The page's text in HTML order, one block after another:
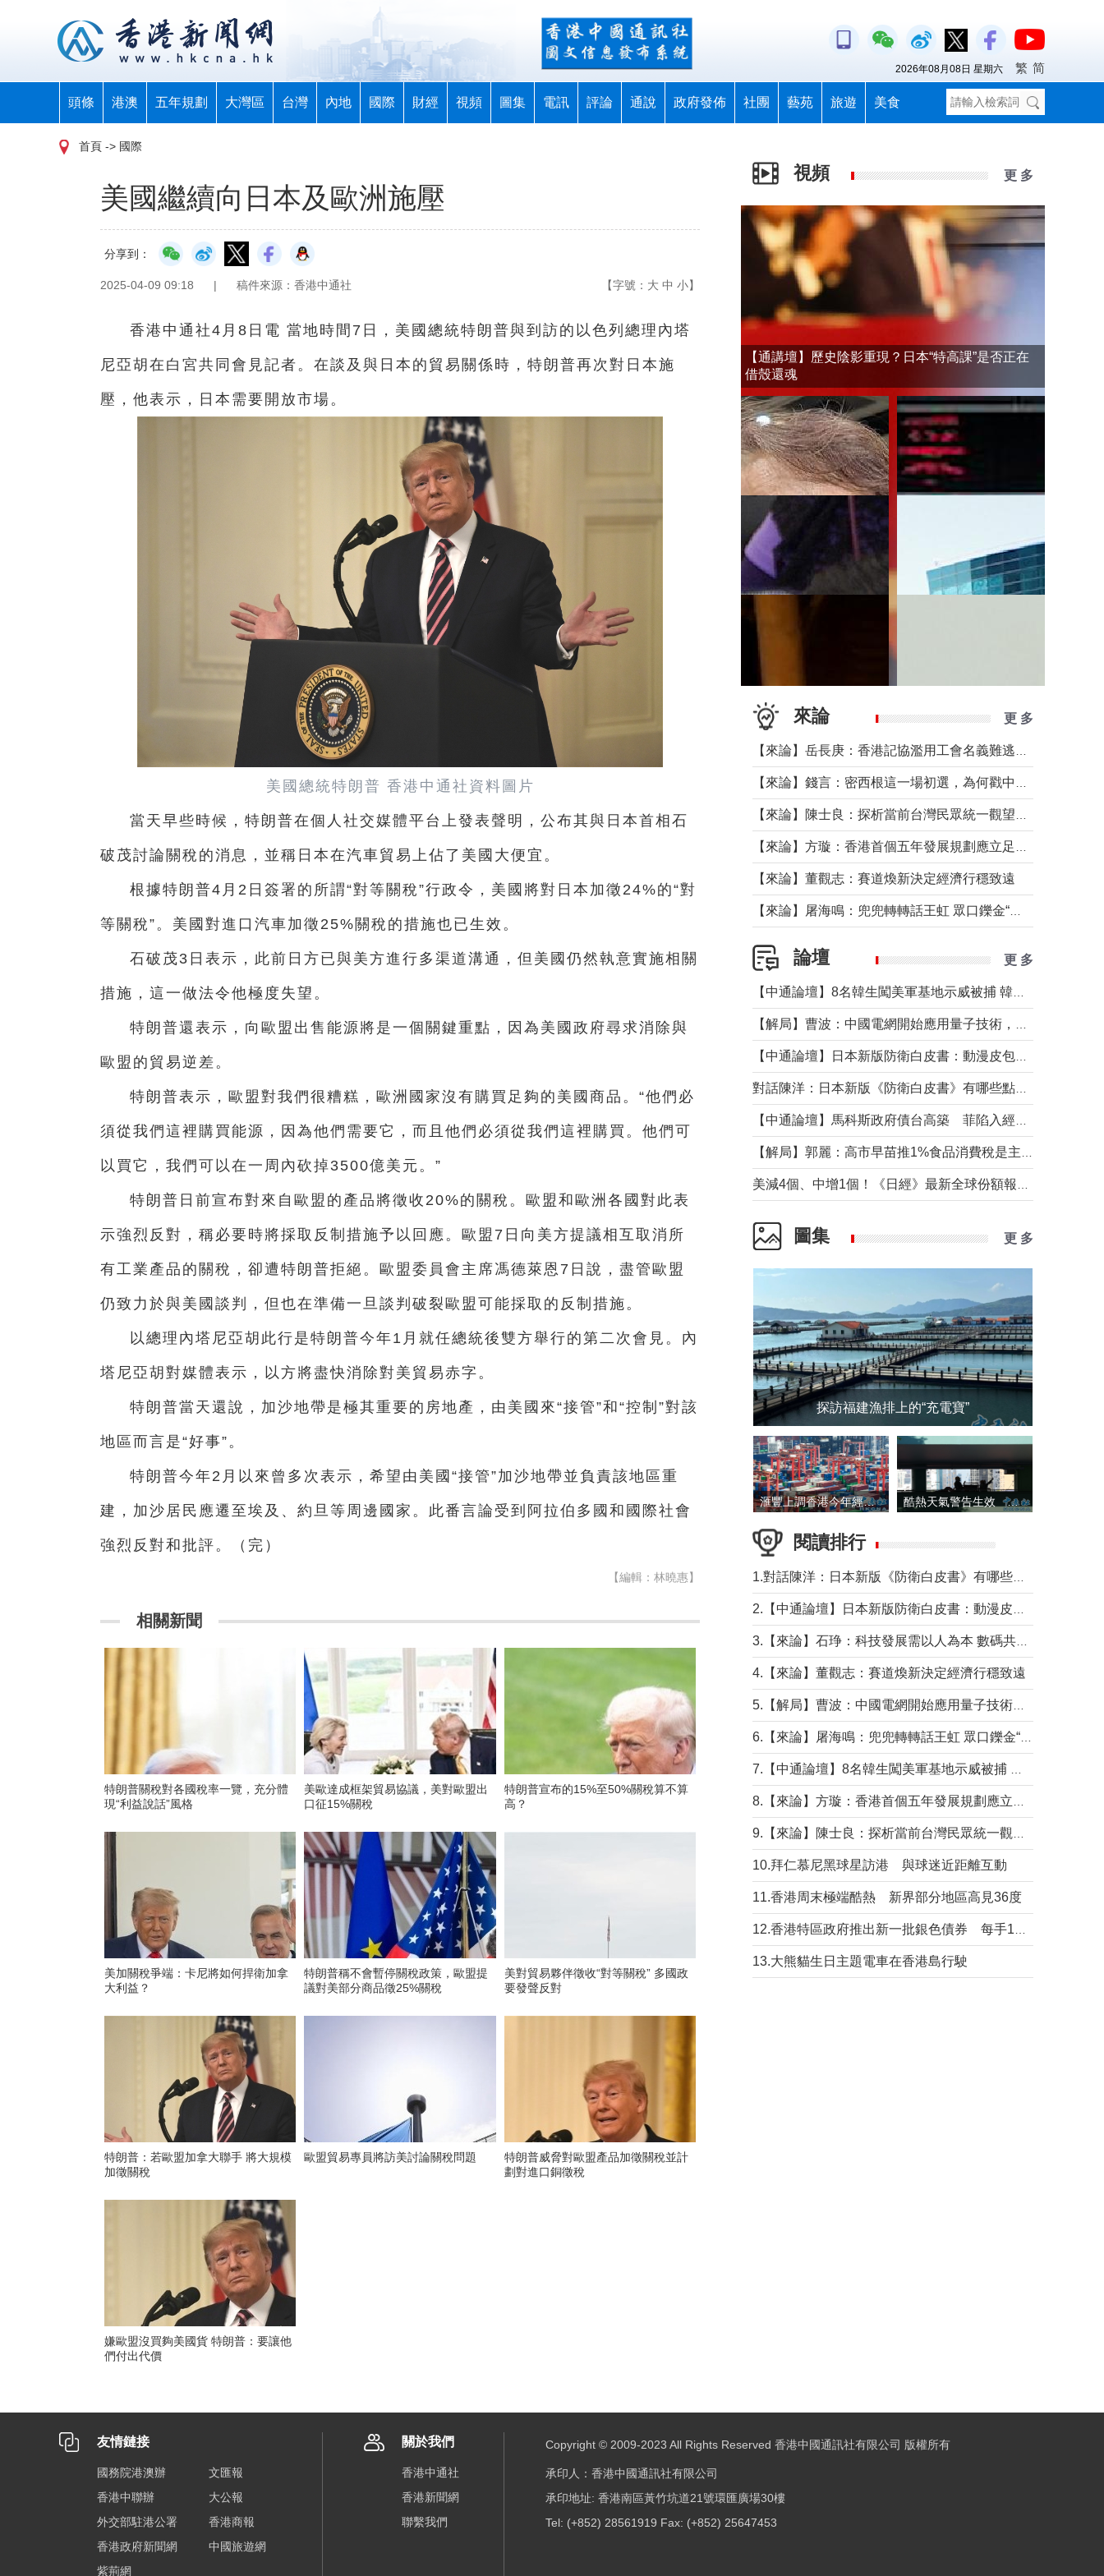
頭條 港澳 五年規劃 大灣區 台灣 內地 國際 財經 視頻 圖集 電訊 評論 通說 政府發佈 社團 藝苑 旅遊 美食
2026年08月08日 星期六 繁 简
首頁 -> 國際
美國繼續向日本及歐洲施壓
分享到：
2025-04-09 09:18 | 稿件來源：香港中通社 【字號： 大 中 小】
香港中通社4月8日電 當地時間7日，美國總統特朗普與到訪的以色列總理內塔
尼亞胡在白宮共同會見記者。在談及與日本的貿易關係時，特朗普再次對日本施
壓，他表示，日本需要開放市場。
美國總統特朗普 香港中通社資料圖片
當天早些時候，特朗普在個人社交媒體平台上發表聲明，公布其與日本首相石
破茂討論關稅的消息，並稱日本在汽車貿易上佔了美國大便宜。
根據特朗普4月2日簽署的所謂“對等關稅”行政令，美國將對日本加徵24%的“對
等關稅”。美國對進口汽車加徵25%關稅的措施也已生效。
石破茂3日表示，此前日方已與美方進行多渠道溝通，但美國仍然執意實施相關
措施，這一做法令他極度失望。
特朗普還表示，向歐盟出售能源將是一個關鍵重點，因為美國政府尋求消除與
歐盟的貿易逆差。
特朗普表示，歐盟對我們很糟糕，歐洲國家沒有購買足夠的美國商品。“他們必
須從我們這裡購買能源，因為他們需要它，而且他們必須從我們這裡購買。他們可
以買它，我們可以在一周內砍掉3500億美元。”
特朗普日前宣布對來自歐盟的產品將徵收20%的關稅。歐盟和歐洲各國對此表
示強烈反對，稱必要時將採取反制措施予以回應。歐盟7日向美方提議相互取消所
有工業產品的關稅，卻遭特朗普拒絕。歐盟委員會主席馮德萊恩7日說，盡管歐盟
仍致力於與美國談判，但也在準備一旦談判破裂歐盟可能採取的反制措施。
以總理內塔尼亞胡此行是特朗普今年1月就任總統後雙方舉行的第二次會見。內
塔尼亞胡對媒體表示，以方將盡快消除對美貿易赤字。
特朗普當天還說，加沙地帶是極其重要的房地產，由美國來“接管”和“控制”對該
地區而言是“好事”。
特朗普今年2月以來曾多次表示，希望由美國“接管”加沙地帶並負責該地區重
建，加沙居民應遷至埃及、約旦等周邊國家。此番言論受到阿拉伯多國和國際社會
強烈反對和批評。（完）
【編輯：林曉惠】
相關新聞
特朗普關稅對各國稅率一覽，充分體
現“利益說話”風格
美歐達成框架貿易協議，美對歐盟出
口征15%關稅
特朗普宣布的15%至50%關稅算不算
高？
美加關稅爭端：卡尼將如何捍衛加拿
大利益？
特朗普稱不會暫停關稅政策，歐盟提
議對美部分商品徵25%關稅
美對貿易夥伴徵收“對等關稅” 多國政
要發聲反對
特朗普：若歐盟加拿大聯手 將大規模
加徵關稅
歐盟貿易專員將訪美討論關稅問題
特朗普威脅對歐盟產品加徵關稅並計
劃對進口銅徵稅
嫌歐盟沒買夠美國貨 特朗普：要讓他
們付出代價
視頻 更 多
【通講壇】歷史陰影重現？日本“特高課”是否正在
借殼還魂
來論 更 多
【來論】董觀志：賽道煥新決定經濟行穩致遠
論壇 更 多
圖集 更 多
探訪福建漁排上的“充電寶”
滙豐上調香港今年經濟增長預測至4.5% 酷熱天氣警告生效 本港高溫持續至下周
閱讀排行
4.【來論】董觀志：賽道煥新決定經濟行穩致遠
10.拜仁慕尼黑球星訪港 與球迷近距離互動
11.香港周末極端酷熱 新界部分地區高見36度
13.大熊貓生日主題電車在香港島行駛
友情鏈接
國務院港澳辦
文匯報
香港中聯辦
大公報
外交部駐港公署
香港商報
香港政府新聞網
中國旅遊網
紫荊網
關於我們
香港中通社
香港新聞網
聯繫我們
Copyright © 2009-2023 All Rights Reserved 香港中國通訊社有限公司 版權所有
承印人：香港中國通訊社有限公司
承印地址: 香港南區黃竹坑道21號環匯廣場30樓
Tel: (+852) 28561919 Fax: (+852) 25647453